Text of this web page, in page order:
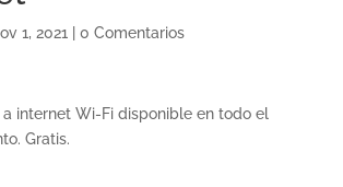
1, 2021 0 Comentarios
a internet Wi-Fi disponible en todo el
Gratis.